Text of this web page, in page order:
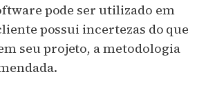
pode ser utilizado em
possui incertezas do que
seu projeto, a metodologia